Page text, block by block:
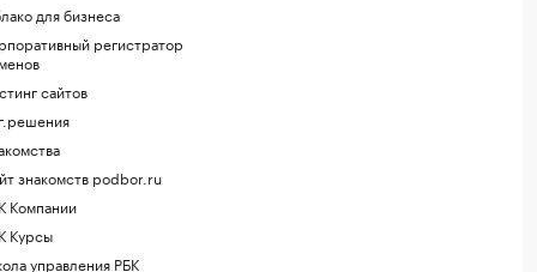
для бизнеса
регистратор
сайтов
знакомств podbor.ru
Компании
Курсы
управления РБК